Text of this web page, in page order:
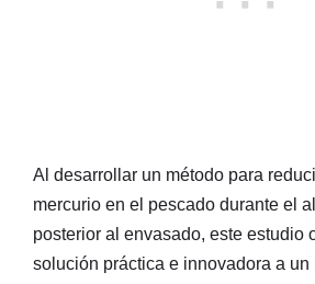
Al desarrollar un método para
mercurio en el pescado durante el
posterior al envasado, este estudio
solución práctica e innovadora a un